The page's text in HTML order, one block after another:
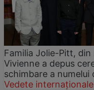
Familia Jolie-Pitt,
Vivienne a depus
schimbare a numelui
Vedete internaționale